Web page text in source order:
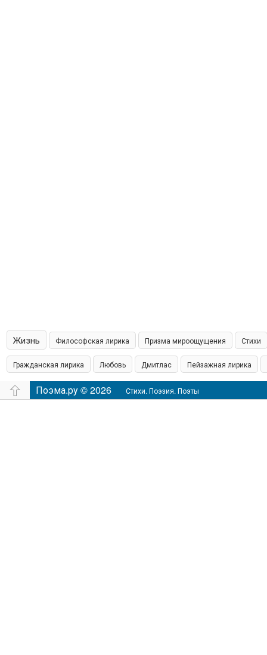
Жизнь Философская лирика Призма мироощущения Стихи
Гражданская лирика Любовь Дмитлас Пейзажная лирика
островская пишет Шамонин Сказки Юмор
Поэма.ру © 2026 Стихи. Поэзия. Поэты